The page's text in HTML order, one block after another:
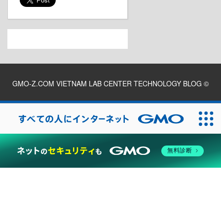
GMO-Z.COM VIETNAM LAB CENTER TECHNOLOGY BLOG ©
2026
無料診断